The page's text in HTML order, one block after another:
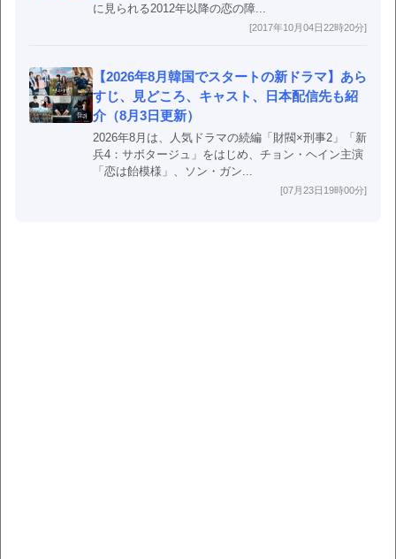
に見られる2012年以降の恋の障...
[2017年10月04日22時20分]
【2026年8月韓国でスタートの新ドラマ】あら
すじ、見どころ、キャスト、日本配信先も紹
介（8月3日更新）
2026年8月は、人気ドラマの続編「財閥×刑事2」「新
兵4：サボタージュ」をはじめ、チョン・ヘイン主演
「恋は飴模様」、ソン・ガン...
[07月23日19時00分]